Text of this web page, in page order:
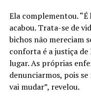
Ela complementou.
acabou. Trata-se de
bichos não mereciam
conforta é a justiça de
lugar. As próprias
denunciarmos, pois
vai mudar”, revelou.